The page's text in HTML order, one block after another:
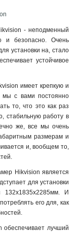
- неподменный
и безопасно. Очень
установки на, стало
устойчивое
имеет крепкую и
мы с вами постоянно
то, что это как раз
стабильную работу в
же, все мы очень
размерам и
и, вообщем то,
Hikvision является
для установки
И
его для, как
.
обеспечивает лучший